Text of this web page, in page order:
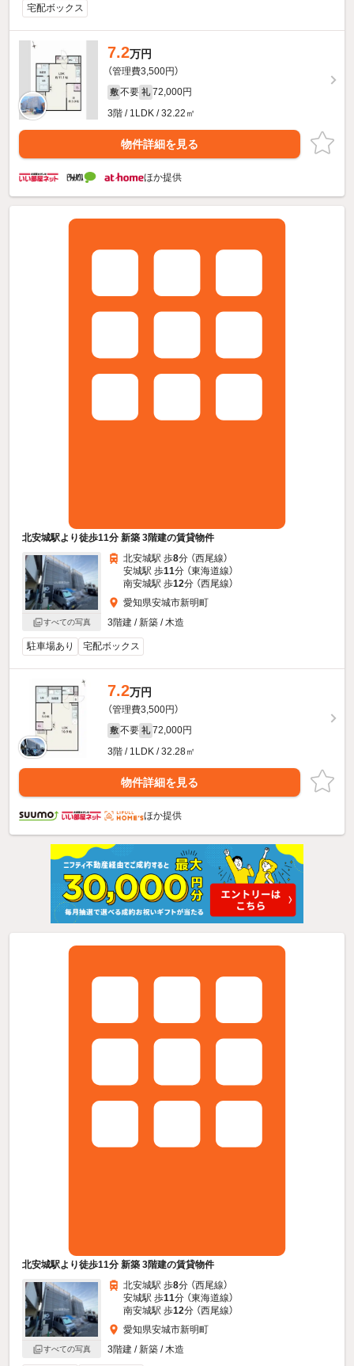
宅配ボックス
7.2万円
（管理費3,500円）
敷 不要 礼 72,000円
3階 / 1LDK / 32.22㎡
物件詳細を見る
ほか提供
北安城駅より徒歩11分 新築 3階建の賃貸物件
すべての写真
北安城駅 歩8分 （西尾線）
安城駅 歩11分 （東海道線）
南安城駅 歩12分 （西尾線）
愛知県安城市新明町
3階建 / 新築 / 木造
駐車場あり 宅配ボックス
7.2万円
（管理費3,500円）
敷 不要 礼 72,000円
3階 / 1LDK / 32.28㎡
物件詳細を見る
ほか提供
北安城駅より徒歩11分 新築 3階建の賃貸物件
すべての写真
北安城駅 歩8分 （西尾線）
安城駅 歩11分 （東海道線）
南安城駅 歩12分 （西尾線）
愛知県安城市新明町
3階建 / 新築 / 木造